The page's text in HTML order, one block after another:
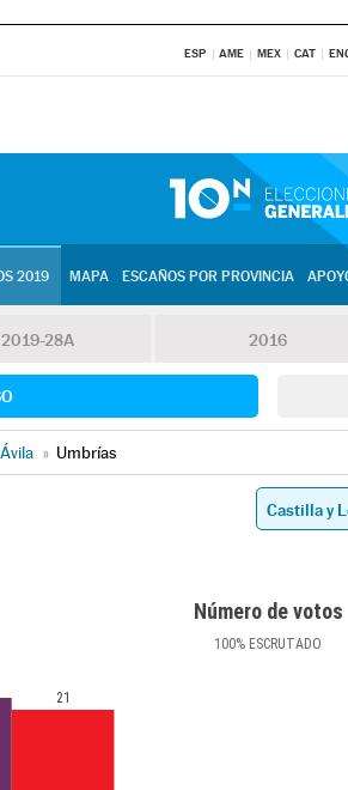
ESP AME MEX CAT
2019 MAPA ESCAÑOS POR PROVINCIA
2019-28A 2016
Ávila » Umbrías
Número de votos
100% ESCRUTADO
21